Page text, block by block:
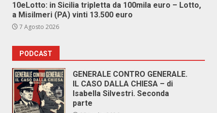
10eLotto: in Sicilia tripletta da 100mila euro – Lotto,
a Misilmeri (PA) vinti 13.500 euro
7 Agosto 2026
PODCAST
GENERALE CONTRO GENERALE.
IL CASO DALLA CHIESA – di
Isabella Silvestri. Seconda
parte